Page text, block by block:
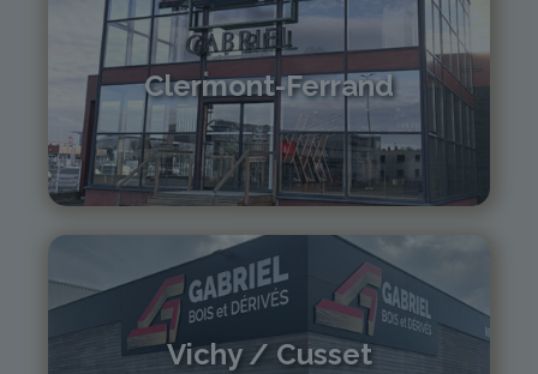
Clermont-Ferrand
04 73 42 18 38
lexpo@gabriel-sa.fr
Vichy / Cusset